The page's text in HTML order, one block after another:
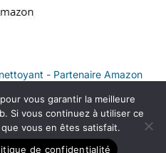
- Partenaire Amazon
légales
confidentialité
vous garantir la meilleure
Si vous continuez à utiliser ce
vous en êtes satisfait.
de confidentialité